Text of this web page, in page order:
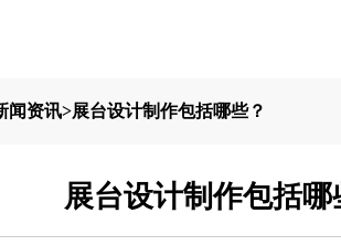
闻资讯>展台设计制作包括哪些？
展台设计制作包括哪